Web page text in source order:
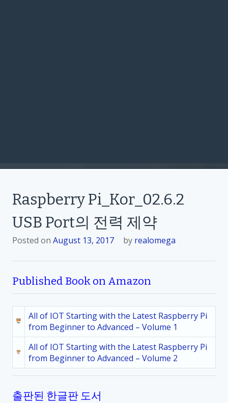
Raspberry Pi_Kor_02.6.2
USB Port의 전력 제약
Posted on August 13, 2017 by realomega
Published Book on Amazon
All of IOT Starting with the Latest Raspberry Pi
from Beginner to Advanced – Volume 1
All of IOT Starting with the Latest Raspberry Pi
from Beginner to Advanced – Volume 2
출판된 한글판 도서